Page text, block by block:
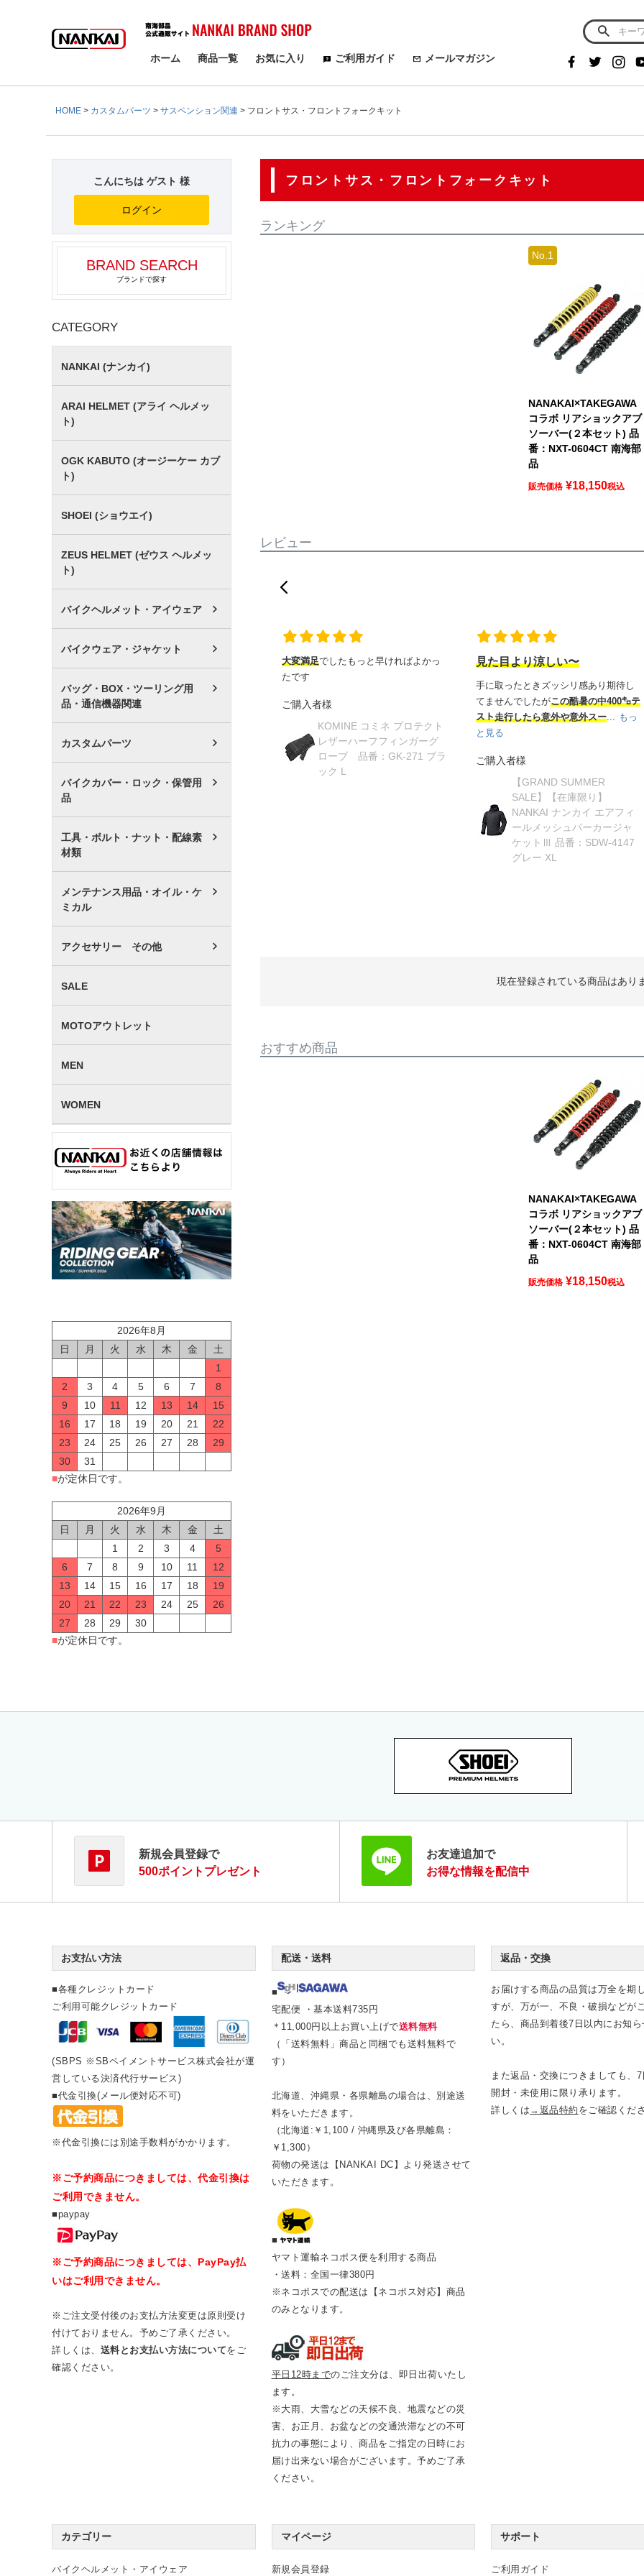
検索
ホーム 商品一覧 お気に入り ご利用ガイド メールマガジン
HOME カスタムパーツ サスペンション関連 フロントサス・フロントフォークキット
こんにちは ゲスト 様
ログイン
BRAND SEARCH
ブランドで探す
CATEGORY
NANKAI (ナンカイ)
ARAI HELMET (アライ ヘルメッ
ト)
OGK KABUTO (オージーケー カブ
ト)
SHOEI (ショウエイ)
ZEUS HELMET (ゼウス ヘルメッ
ト)
バイクヘルメット・アイウェア
バイクウェア・ジャケット
バッグ・BOX・ツーリング用
品・通信機器関連
カスタムパーツ
バイクカバー・ロック・保管用
品
工具・ボルト・ナット・配線素
材類
メンテナンス用品・オイル・ケ
ミカル
アクセサリー その他
SALE
MOTOアウトレット
MEN
WOMEN
2026年8月
日
月 火 水 木 金
土
1
2
3 4 5 6 7
8
9
10 11 12 13 14
15
16
17 18 19 20 21
22
23
24 25 26 27 28
29
30
31
■が定休日です。
2026年9月
日
月 火 水 木 金
土
1
2 3 4
5
6
7 8 9 10 11
12
13
14 15 16 17 18
19
20
21 22 23 24 25
26
27
28 29
30
■が定休日です。
フロントサス・フロントフォークキット
ランキング
NANAKAI×TAKEGAWA
コラボ リアショックアブ
ソーバー(２本セット) 品
番：NXT-0604CT 南海部
品
販売価格 ¥18,150税込
レビュー
大変満足でしたもっと早ければよかっ
たです
ご購入者様
KOMINE コミネ プロテクト
レザーハーフフィンガーグ
ローブ 品番：GK-271 ブラ
ック L
見た目より涼しい〜
手に取ったときズッシリ感あり期待し
てませんでしたがこの酷暑の中400㌔テ
スト走行したら意外や意外スー
もっ
と見る
ご購入者様
【GRAND SUMMER
SALE】【在庫限り】
NANKAI ナンカイ エアフィ
ールメッシュパーカージャ
ケットⅢ 品番：SDW-4147
グレー XL
現在登録されている商品はあり
おすすめ商品
NANAKAI×TAKEGAWA
コラボ リアショックアブ
ソーバー(２本セット) 品
番：NXT-0604CT 南海部
品
販売価格 ¥18,150税込
新規会員登録で
500ポイントプレゼント
お友達追加で
お得な情報を配信中
お支払い方法
■各種クレジットカード
ご利用可能クレジットカード
(SBPS ※SBペイメントサービス株式会社が運
営している決済代行サービス)
■代金引換(メール便対応不可)
※代金引換には別途手数料がかかります。
※ご予約商品につきましては、代金引換は
ご利用できません。
■paypay
※ご予約商品につきましては、PayPay払
いはご利用できません。
※ご注文受付後のお支払方法変更は原則受け
付けておりません。予めご了承ください。
詳しくは、 送料とお支払い方法についてをご
確認ください。
配送・送料
■
宅配便 ・基本送料735円
＊11,000円以上お買い上げで送料無料
（「送料無料」商品と同梱でも送料無料で
す）
北海道、沖縄県・各県離島の場合は、別途送
料をいただきます。
（北海道:￥1,100 / 沖縄県及び各県離島：
￥1,300）
荷物の発送は【NANKAI DC】より発送させて
いただきます。
■
ヤマト運輸ネコポス便を利用する商品
・送料：全国一律380円
※ネコポスでの配送は【ネコポス対応】商品
のみとなります。
平日12時までのご注文分は、即日出荷いたし
ます。
※大雨、大雪などの天候不良、地震などの災
害、お正月、お盆などの交通渋滞などの不可
抗力の事態により、商品をご指定の日時にお
届け出来ない場合がございます。予めご了承
ください。
返品・交換
お届けする商品の品質は万全を期
すが、万が一、不良・破損などが
たら、商品到着後7日以内にお知
い。
また返品・交換につきましても、
開封・未使用に限り承ります。
詳しくは →返品特約 をご確認くだ
カテゴリー
バイクヘルメット・アイウェア
マイページ
新規会員登録
サポート
ご利用ガイド